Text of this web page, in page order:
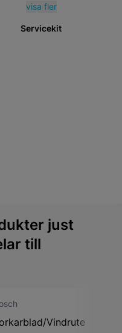
visa fler
Servicekit
just
till
Vindrute